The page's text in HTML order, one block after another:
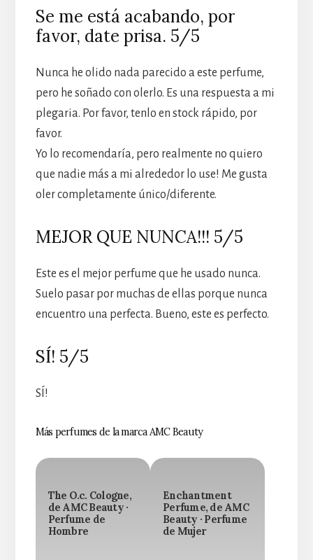
Se me está acabando, por
favor, date prisa. 5/5
Nunca he olido nada parecido a este perfume,
pero he soñado con olerlo. Es una respuesta a mi
plegaria. Por favor, tenlo en stock rápido, por
favor.
Yo lo recomendaría, pero realmente no quiero
que nadie más a mi alrededor lo use! Me gusta
oler completamente único/diferente.
MEJOR QUE NUNCA!!! 5/5
Este es el mejor perfume que he usado nunca.
Suelo pasar por muchas de ellas porque nunca
encuentro una perfecta. Bueno, este es perfecto.
SÍ! 5/5
SÍ!
Más perfumes de la marca AMC Beauty
The O.c. Cologne,
de AMC Beauty ·
Perfume de
Hombre
Enchantment
Perfume, de AMC
Beauty · Perfume
de Mujer